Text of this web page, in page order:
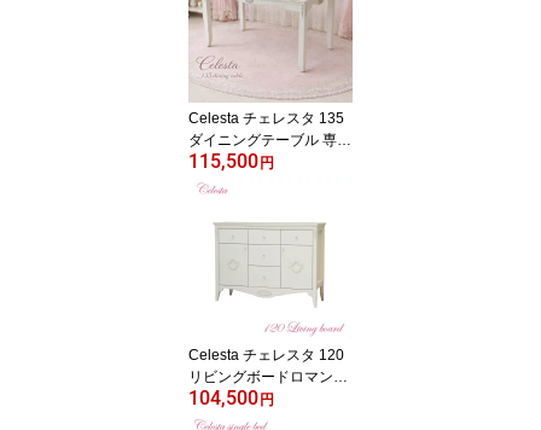
製 日本製 完成品 開梱設
Celesta チェレスタ 135
ダイニングテーブル 専用
マット付ロマンチック 姫
系 白家具 ホワイト テー
しゃれ かわいい エレガ
ント 高級感 日本製 Re-L
115,500 円
Celesta チェレスタ 120
リビングボードロマンチ
ック 姫系 白家具 ホワイ
ト リビングボード キャ
104,500 円